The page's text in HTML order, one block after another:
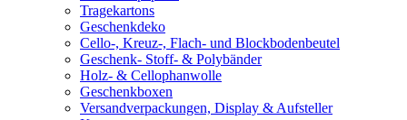
Tragekartons
Geschenkdeko
Cello-, Kreuz-, Flach- und Blockbodenbeutel
Geschenk- Stoff- & Polybänder
Holz- & Cellophanwolle
Geschenkboxen
Versandverpackungen, Display & Aufsteller